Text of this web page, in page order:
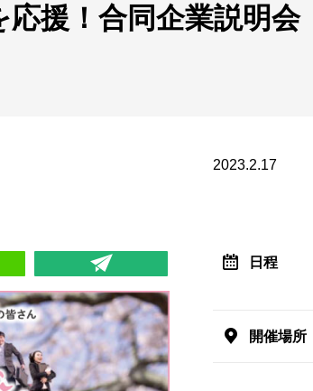
応援！合同企業説明
2023.2.17
日程
開催場所